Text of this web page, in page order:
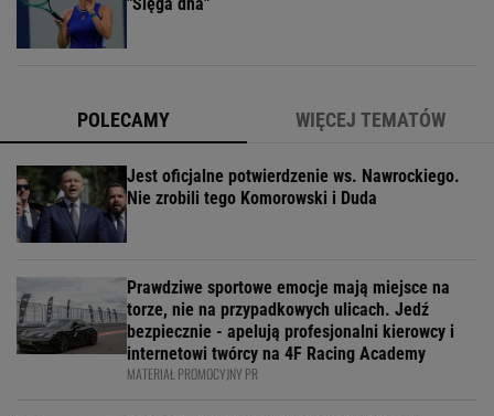
POLECAMY WIĘCEJ TEMATÓW
Jest oficjalne potwierdzenie ws. Nawrockiego.
Nie zrobili tego Komorowski i Duda
Prawdziwe sportowe emocje mają miejsce na
torze, nie na przypadkowych ulicach. Jedź
bezpiecznie - apelują profesjonalni kierowcy i
internetowi twórcy na 4F Racing Academy
MATERIAŁ PROMOCYJNY PR